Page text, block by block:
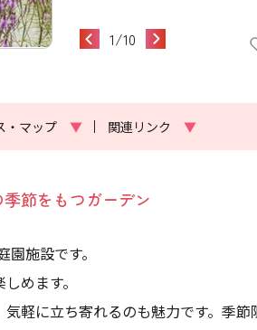
1/10
・マップ ▼ 関連リンク ▼
季節をもつガーデン
施設です。
めます。
軽に立ち寄れるのも魅力です。季節